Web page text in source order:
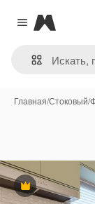
Close menu
Magnific
Главная/Стоковый/
Премиум